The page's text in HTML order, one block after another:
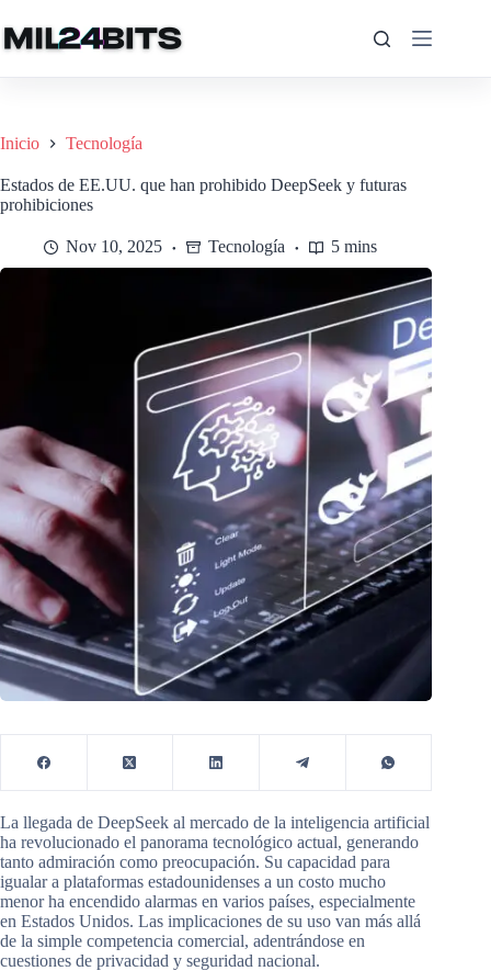
al
contenido
Inicio Tecnología
Estados de EE.UU. que han prohibido DeepSeek y futuras
prohibiciones
Nov 10, 2025 Tecnología 5 mins
La llegada de DeepSeek al mercado de la inteligencia artificial
ha revolucionado el panorama tecnológico actual, generando
tanto admiración como preocupación. Su capacidad para
igualar a plataformas estadounidenses a un costo mucho
menor ha encendido alarmas en varios países, especialmente
en Estados Unidos. Las implicaciones de su uso van más allá
de la simple competencia comercial, adentrándose en
cuestiones de privacidad y seguridad nacional.